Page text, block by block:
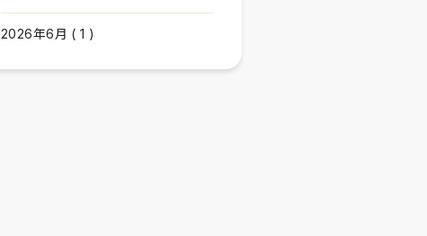
2026年6月 ( 1 )